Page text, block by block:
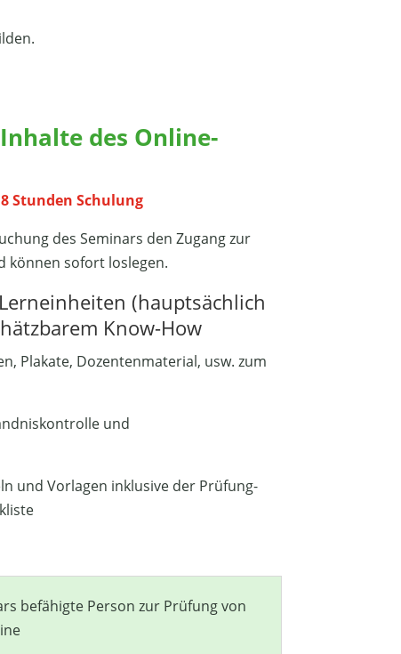
des Online-
8 Stunden Schulung
des Seminars den Zugang zur
können sofort loslegen.
(hauptsächlich
Know-How
Plakate, Dozentenmaterial, usw. zum
und
und Vorlagen inklusive der Prüfung-
befähigte Person zur Prüfung von